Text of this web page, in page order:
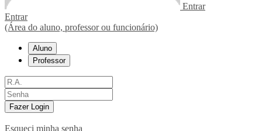
Entrar
Entrar
(Área do aluno, professor ou funcionário)
Aluno
Professor
Fazer Login
Esqueci minha senha